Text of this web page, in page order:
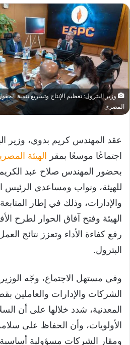
وزير البترول: تعظيم الإنتاج وتسريع تنمية
المصري
عقد المهندس كريم بدوي، وزير
اجتماعًا موسعًا بمقر الهيئة
بحضور المهندس صلاح عبد
للهيئة، ونواب ومساعدي الرئيس
والإدارات، وذلك في إطار
الهيئة وفتح آفاق الحوار لطرح
رفع كفاءة الأداء وتعزز نتائج
البترول.
وفي مستهل الاجتماع، وجّه
الشركات والإدارات والعاملين
المعدنية، شدد خلالها على أن
الأولويات، وأن الحفاظ على
ومقار الشركات مسؤولية أساسية